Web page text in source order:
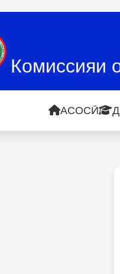
Комиссияи
АСОСӢ